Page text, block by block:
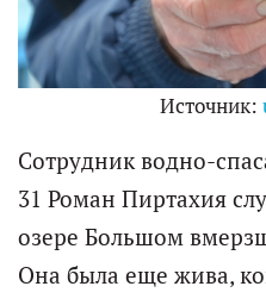
Источник:
Сотрудник водно-
31 Роман Пиртахия
озере Большом
Она была еще жива,